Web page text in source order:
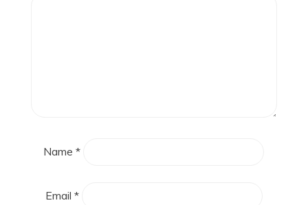
Name*
Email *